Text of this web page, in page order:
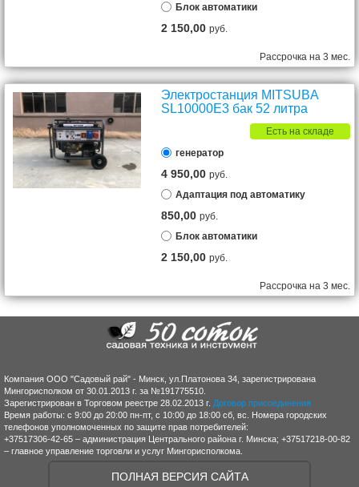
Блок автоматики
2 150,00руб.
Рассрочка на 3 мес.
Электростанция MITSUBA
SL10000E3 бак 52 литра
Есть на складе
генератор
4 950,00руб.
Адаптация под автоматику
850,00руб.
Блок автоматики
2 150,00руб.
Рассрочка на 3 мес.
Компания ООО "Садовый рай" - Минск, ул.Платонова 34, зарегистрирована
Мингорисполком от 30.01.2013 г. за №191775510.
Зарегистрирован в Торговом реестре 28.02.2013 г. Договор присоединения
Время работы: с 9:00 до 20:00 пн-пт, с 10:00 до 18:00 сб, вс. Номера городских
телефонов уполномоченных по защите прав потребителей:
+37517306-42-65 – администрация Центрального района г. Минска; +37517218-00-82
– главное управление торговли и услуг Мингорисполкома.
ПОЛНАЯ ВЕРСИЯ САЙТА